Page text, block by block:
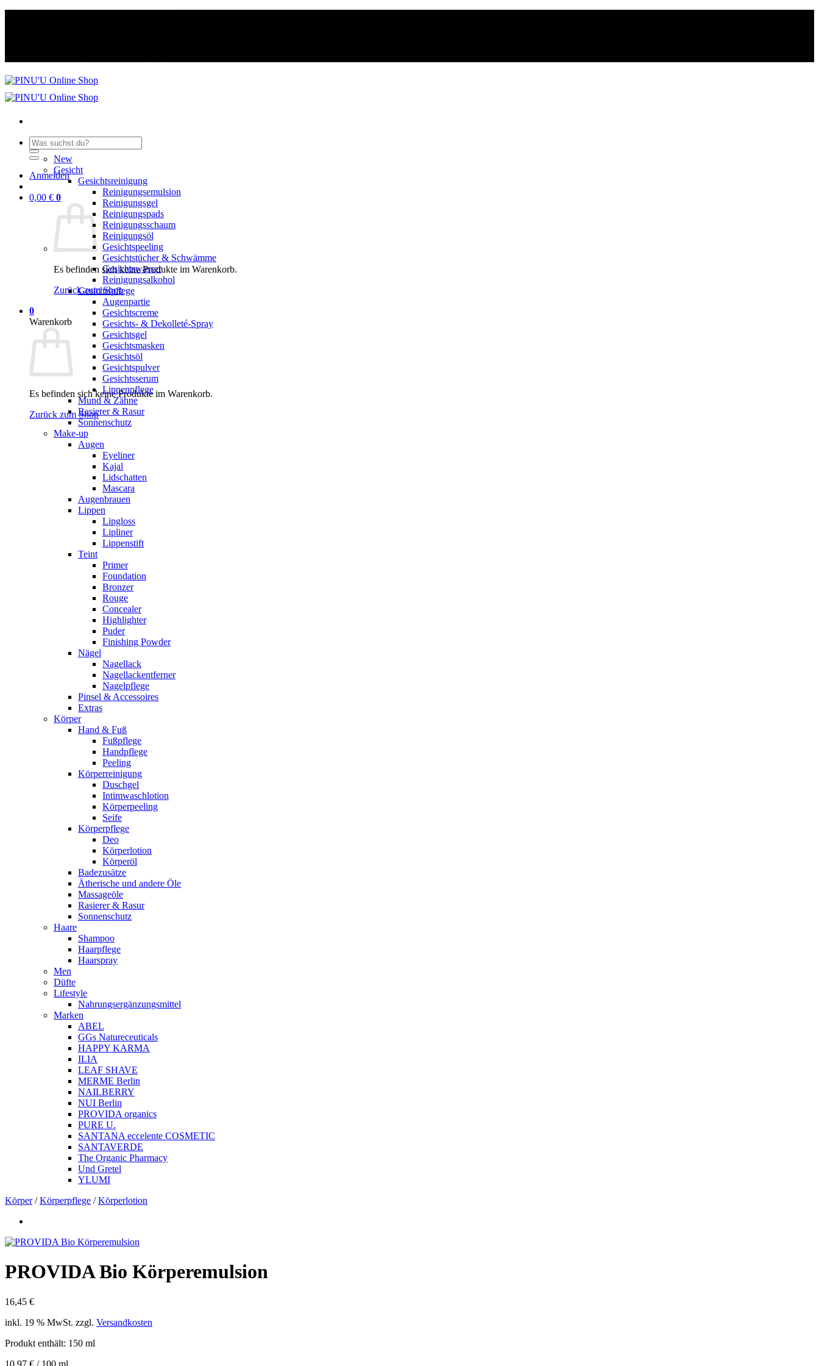
Suche
nach:
Anmelden
0,00 € 0
Es befinden sich keine Produkte im Warenkorb.
Zurück zum Shop
0
Warenkorb
Es befinden sich keine Produkte im Warenkorb.
Zurück zum Shop
New
Gesicht
Gesichtsreinigung
Reinigungsemulsion
Reinigungsgel
Reinigungspads
Reinigungsschaum
Reinigungsöl
Gesichtspeeling
Gesichtstücher & Schwämme
Gesichtswasser
Reinigungsalkohol
Gesichtspflege
Augenpartie
Gesichtscreme
Gesichts- & Dekolleté-Spray
Gesichtsgel
Gesichtsmasken
Gesichtsöl
Gesichtspulver
Gesichtsserum
Lippenpflege
Mund & Zähne
Rasierer & Rasur
Sonnenschutz
Make-up
Augen
Eyeliner
Kajal
Lidschatten
Mascara
Augenbrauen
Lippen
Lipgloss
Lipliner
Lippenstift
Teint
Primer
Foundation
Bronzer
Rouge
Concealer
Highlighter
Puder
Finishing Powder
Nägel
Nagellack
Nagellackentferner
Nagelpflege
Pinsel & Accessoires
Extras
Körper
Hand & Fuß
Fußpflege
Handpflege
Peeling
Körperreinigung
Duschgel
Intimwaschlotion
Körperpeeling
Seife
Körperpflege
Deo
Körperlotion
Körperöl
Badezusätze
Ätherische und andere Öle
Massageöle
Rasierer & Rasur
Sonnenschutz
Haare
Shampoo
Haarpflege
Haarspray
Men
Düfte
Lifestyle
Nahrungsergänzungsmittel
Marken
ABEL
GGs Natureceuticals
HAPPY KARMA
ILIA
LEAF SHAVE
MERME Berlin
NAILBERRY
NUI Berlin
PROVIDA organics
PURE U.
SANTANA eccelente COSMETIC
SANTAVERDE
The Organic Pharmacy
Und Gretel
YLUMI
Körper / Körperpflege / Körperlotion
PROVIDA Bio Körperemulsion
16,45 €
inkl. 19 % MwSt. zzgl. Versandkosten
Produkt enthält: 150 ml
10,97 € / 100 ml